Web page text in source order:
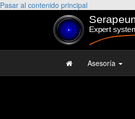
Pasar al contenido principal
Asesoría